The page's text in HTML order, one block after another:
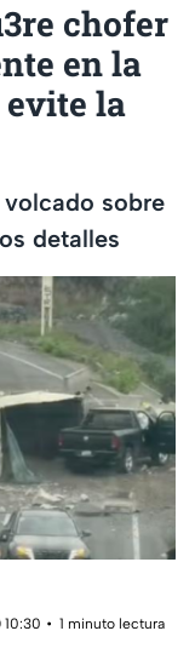
chofer
en la
evite la
sobre
detalles
10:30
1 minuto lectura